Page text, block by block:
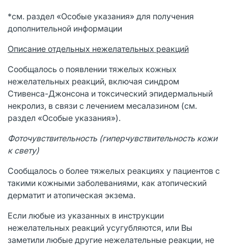
*см. раздел «Особые указания» для получения
дополнительной информации
Описание отдельных нежелательных реакций
Сообщалось о появлении тяжелых кожных
нежелательных реакций, включая синдром
Стивенса-Джонсона и токсический эпидермальный
некролиз, в связи с лечением месалазином (см.
раздел «Особые указания»).
Фоточувствительность (гиперчувствительность кожи
к свету)
Сообщалось о более тяжелых реакциях у пациентов с
такими кожными заболеваниями, как атопический
дерматит и атопическая экзема.
Если любые из указанных в инструкции
нежелательных реакций усугубляются, или Вы
заметили любые другие нежелательные реакции, не